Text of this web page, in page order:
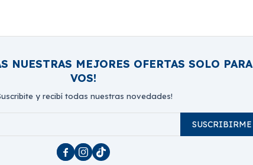
NUESTRAS MEJORES OFERTAS SOLO PARA
VOS!
y recibí todas nuestras novedades!
SUSCRIBIRME
  